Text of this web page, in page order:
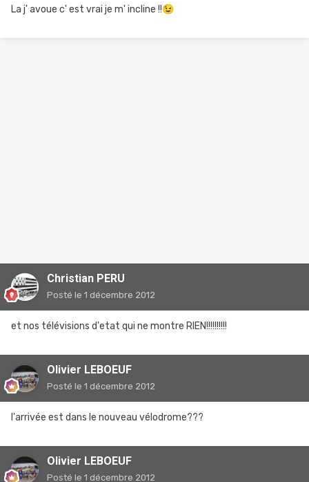
La j' avoue c' est vrai je m' incline !!😉
Christian PERU
Posté le 1 décembre 2012
et nos télévisions d'etat qui ne montre RIEN!!!!!!!!!!
Olivier LEBOEUF
Posté le 1 décembre 2012
l'arrivée est dans le nouveau vélodrome???
Olivier LEBOEUF
Posté le 1 décembre 2012